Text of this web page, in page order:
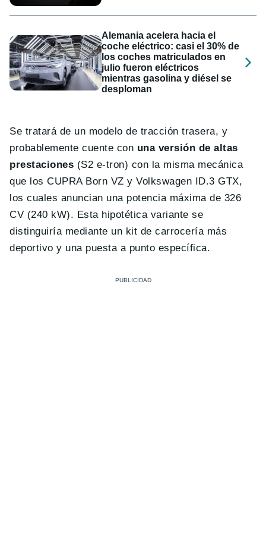
Alemania acelera hacia el
coche eléctrico: casi el 30% de
los coches matriculados en
julio fueron eléctricos
mientras gasolina y diésel se
desploman
Se tratará de un modelo de tracción trasera, y
probablemente cuente con una versión de altas
prestaciones (S2 e-tron) con la misma mecánica
que los CUPRA Born VZ y Volkswagen ID.3 GTX,
los cuales anuncian una potencia máxima de 326
CV (240 kW). Esta hipotética variante se
distinguiría mediante un kit de carrocería más
deportivo y una puesta a punto específica.